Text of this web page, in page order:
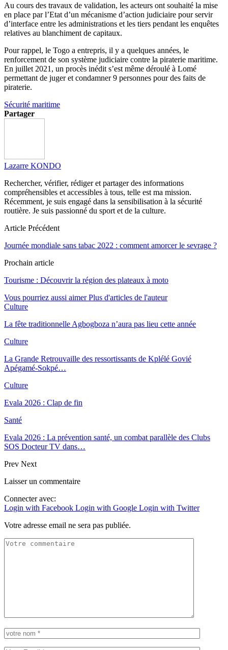
Au cours des travaux de validation, les acteurs ont souhaité la mise
en place par l’Etat d’un mécanisme d’action judiciaire pour servir
d’interface entre les administrations et les tiers pendant les enquêtes
relatives au blanchiment de capitaux.
Pour rappel, le Togo a entrepris, il y a quelques années, le
renforcement de son système judiciaire contre la piraterie maritime.
En juillet 2021, un procès inédit s’est même déroulé à Lomé
permettant de juger et condamner 9 personnes pour des faits de
piraterie.
Sécurité maritime
Partager
Lazarre KONDO
Rechercher, vérifier, rédiger et partager des informations
compréhensibles et accessibles à tous, telle est ma mission.
Récemment, je suis engagé dans la sensibilisation à la sécurité
routière. Je suis passionné du sport et de la culture.
Article Précédent
Journée mondiale sans tabac 2022 : comment amorcer le sevrage ?
Prochain article
Tourisme : Découvrir la région des plateaux à moto
Vous pourriez aussi aimer Plus d'articles de l'auteur
Culture
La fête traditionnelle Agbogboza n’aura pas lieu cette année
Culture
La Grande Retrouvaille des ressortissants de Kplélé Govié
Apégamé-Sokpé…
Culture
Evala 2026 : Clap de fin
Santé
Evala 2026 : La prévention santé, un combat parallèle des Clubs
SOS Docteur TV dans…
Prev Next
Laisser un commentaire
Connecter avec:
Login with Facebook Login with Google Login with Twitter
Votre adresse email ne sera pas publiée.